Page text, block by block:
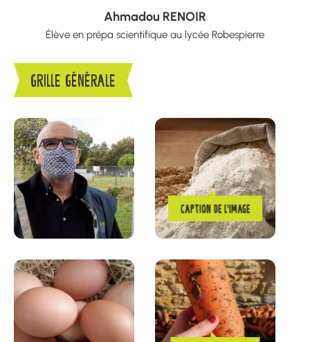
Ahmadou RENOIR
Élève en prépa scientifique au lycée Robespierre
GRILLE GÉNÉRALE
CAPTION DE L’IMAGE